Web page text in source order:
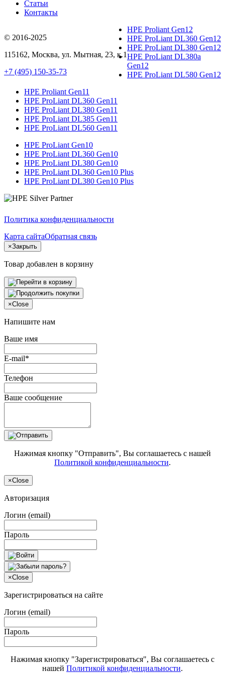
Статьи
Контакты
© 2016-2025
115162, Москва, ул. Мытная, 23, к.1
+7 (495) 150-35-73
HPE Proliant Gen12
HPE ProLiant DL360 Gen12
HPE ProLiant DL380 Gen12
HPE ProLiant DL380a
Gen12
HPE ProLiant DL580 Gen12
HPE Proliant Gen11
HPE ProLiant DL360 Gen11
HPE ProLiant DL380 Gen11
HPE ProLiant DL385 Gen11
HPE ProLiant DL560 Gen11
HPE ProLiant Gen10
HPE ProLiant DL360 Gen10
HPE ProLiant DL380 Gen10
HPE ProLiant DL360 Gen10 Plus
HPE ProLiant DL380 Gen10 Plus
Политика конфиденциальности
Карта сайтаОбратная связь
×Закрыть
Товар добавлен в корзину
×Close
Напишите нам
Ваше имя
E-mail*
Телефон
Ваше сообщение
Нажимая кнопку "Отправить", Вы соглашаетесь с нашей
Политикой конфиденциальности.
×Close
Авторизация
Логин (email)
Пароль
×Close
Зарегистрироваться на сайте
Логин (email)
Пароль
Нажимая кнопку "Зарегистрироваться", Вы соглашаетесь с
нашей Политикой конфиденциальности.